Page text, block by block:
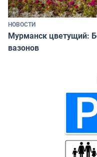
НОВОСТИ
Мурманск цветущий:
вазонов